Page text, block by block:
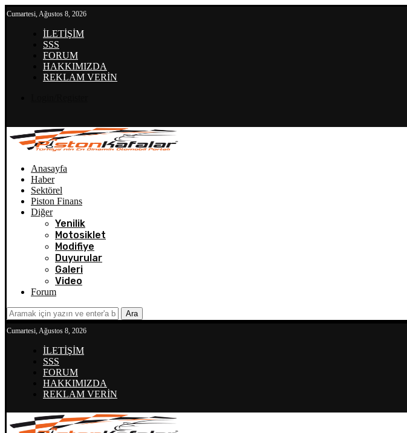
Cumartesi, Ağustos 8, 2026
İLETİŞİM
SSS
FORUM
HAKKIMIZDA
REKLAM VERİN
Anasayfa
Haber
Sektörel
Piston Finans
Diğer
Yenilik
Motosiklet
Modifiye
Duyurular
Galeri
Video
Forum
Ara
Cumartesi, Ağustos 8, 2026
İLETİŞİM
SSS
FORUM
HAKKIMIZDA
REKLAM VERİN